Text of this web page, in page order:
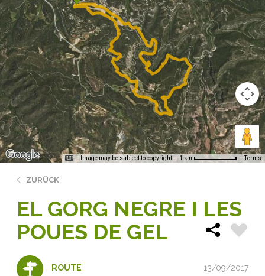
Image may be subject to copyright 1 km Terms
ZURÜCK
EL GORG NEGRE I LES
POUES DE GEL
ROUTE 13/09/2017